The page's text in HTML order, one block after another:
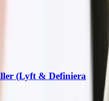
(Lyft & Definiera